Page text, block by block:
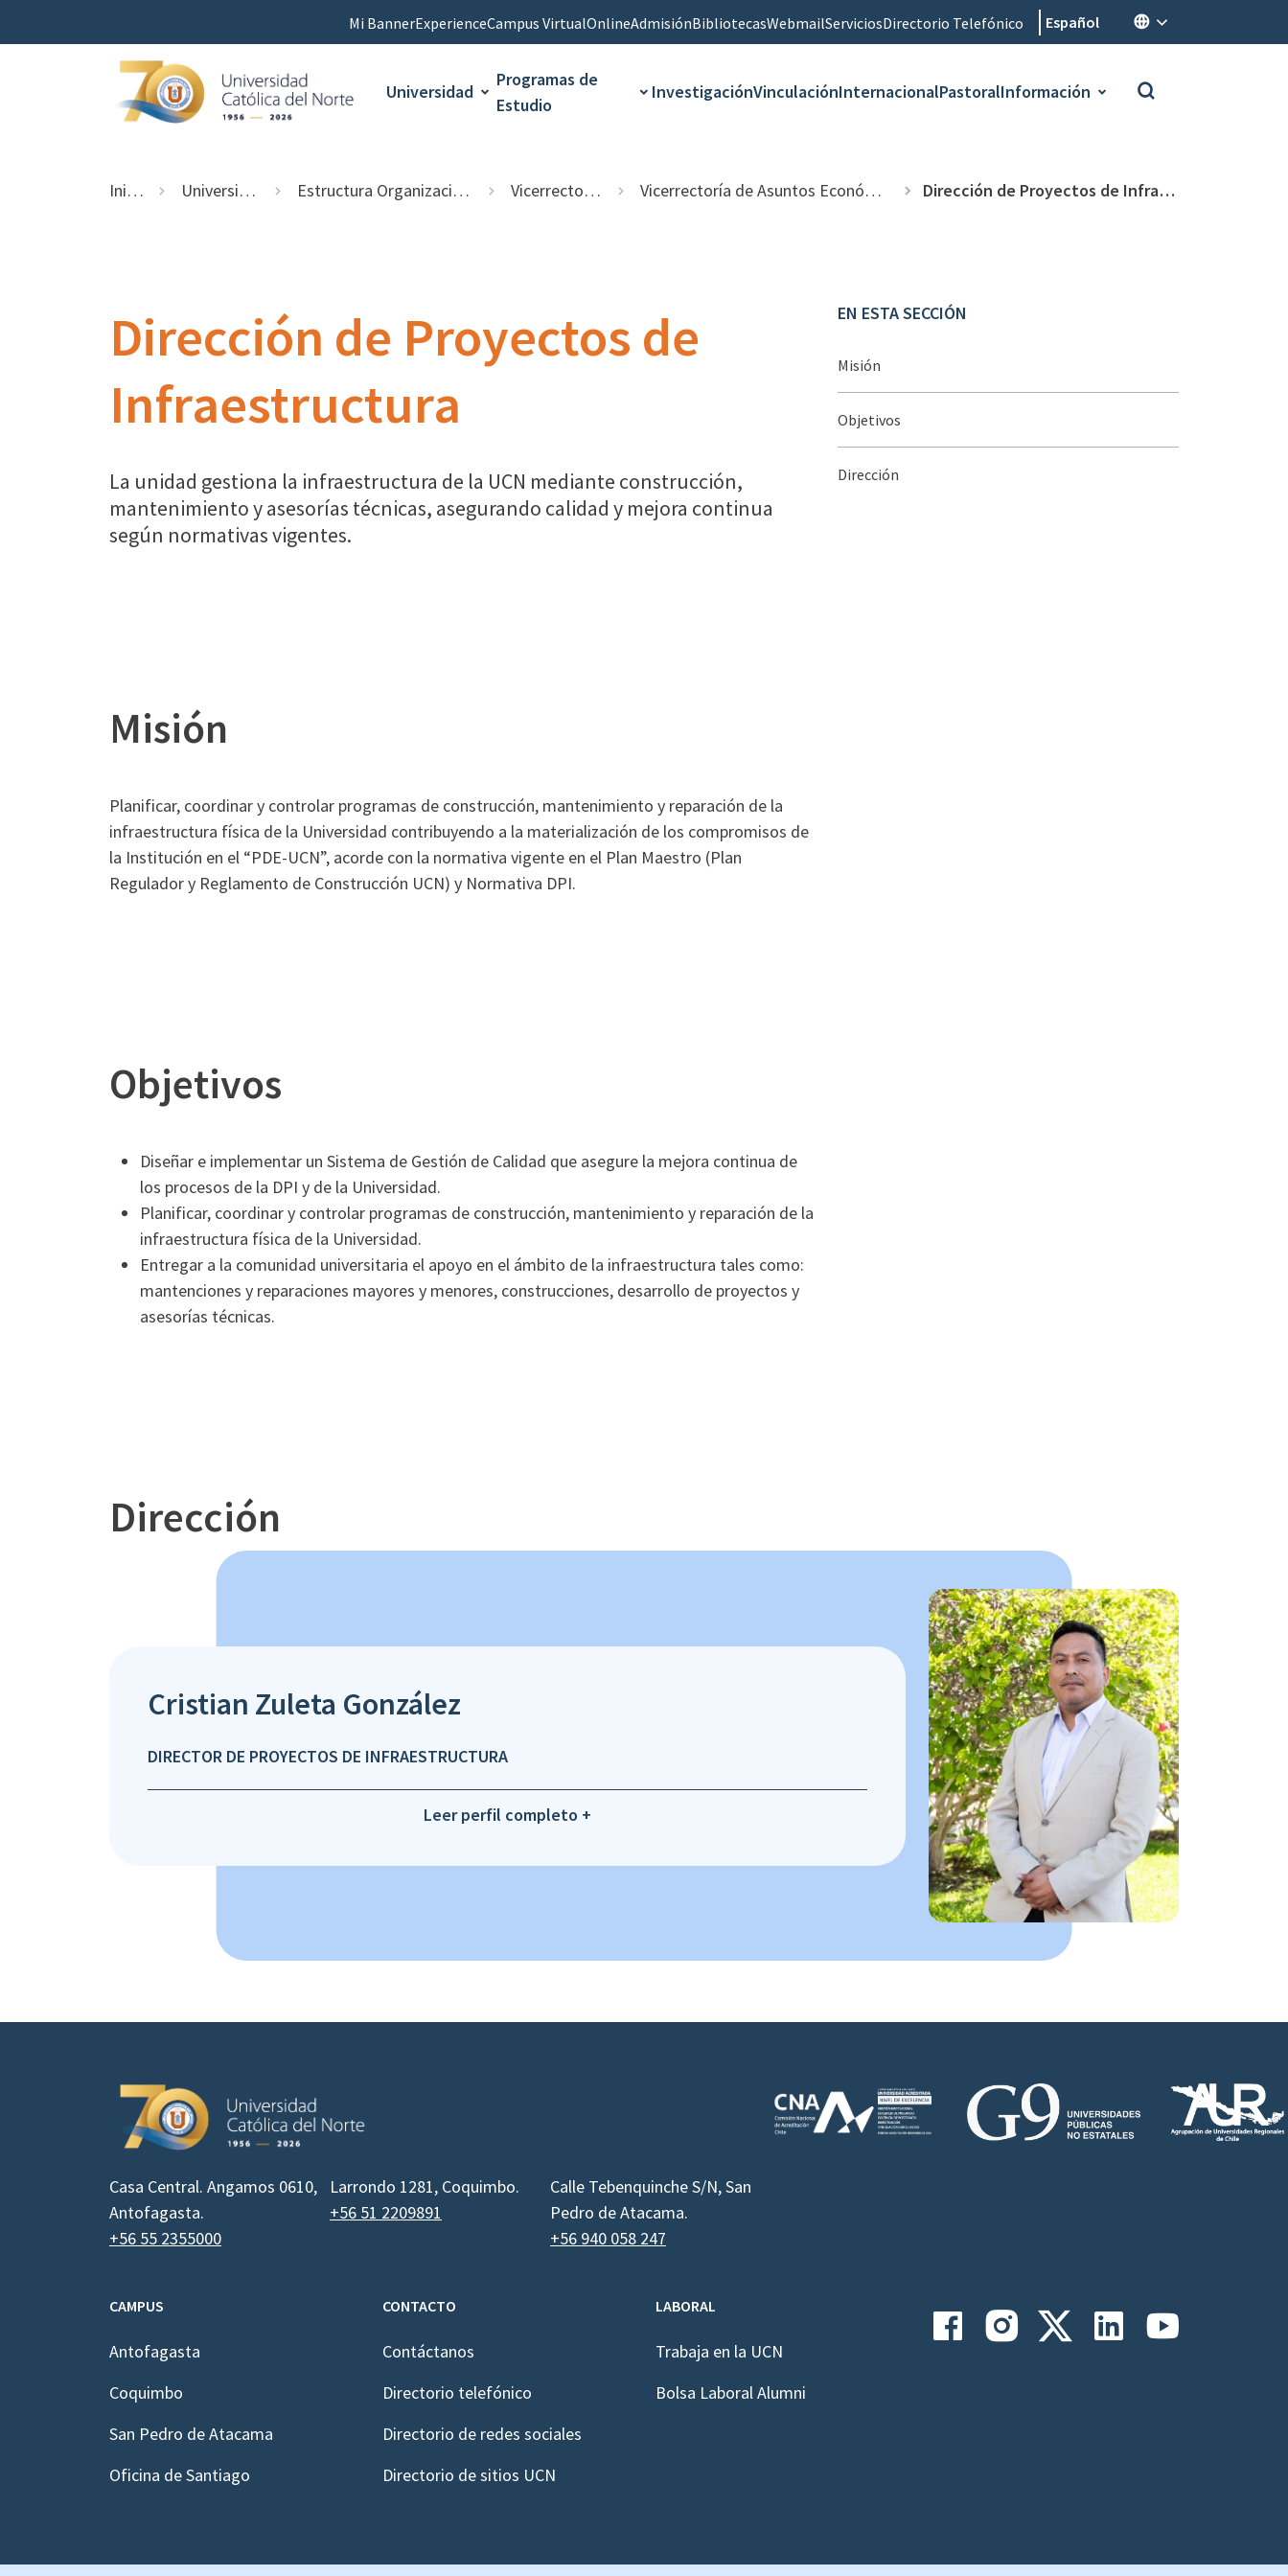
Mi BannerExperienceCampus VirtualOnlineAdmisiónBibliotecasWebmailServiciosDirectorio Telefónico Español
Universidad
Programas de
Estudio
InvestigaciónVinculaciónInternacionalPastoralInformación
Inicio Universidad Estructura Organizacional Vicerrectorías Vicerrectoría de Asuntos Económicos y Administrativos Dirección de Proyectos de Infraestructura
Dirección de Proyectos de
Infraestructura
La unidad gestiona la infraestructura de la UCN mediante construcción,
mantenimiento y asesorías técnicas, asegurando calidad y mejora continua
según normativas vigentes.
EN ESTA SECCIÓN
Misión
Objetivos
Dirección
Misión
Planificar, coordinar y controlar programas de construcción, mantenimiento y reparación de la
infraestructura física de la Universidad contribuyendo a la materialización de los compromisos de
la Institución en el “PDE-UCN”, acorde con la normativa vigente en el Plan Maestro (Plan
Regulador y Reglamento de Construcción UCN) y Normativa DPI.
Objetivos
Diseñar e implementar un Sistema de Gestión de Calidad que asegure la mejora continua de
los procesos de la DPI y de la Universidad.
Planificar, coordinar y controlar programas de construcción, mantenimiento y reparación de la
infraestructura física de la Universidad.
Entregar a la comunidad universitaria el apoyo en el ámbito de la infraestructura tales como:
mantenciones y reparaciones mayores y menores, construcciones, desarrollo de proyectos y
asesorías técnicas.
Dirección
Cristian Zuleta González
DIRECTOR DE PROYECTOS DE INFRAESTRUCTURA
Leer perfil completo +
Casa Central. Angamos 0610,
Antofagasta.
+56 55 2355000
Larrondo 1281, Coquimbo.
+56 51 2209891
Calle Tebenquinche S/N, San
Pedro de Atacama.
+56 940 058 247
CAMPUS
Antofagasta
Coquimbo
San Pedro de Atacama
Oficina de Santiago
CONTACTO
Contáctanos
Directorio telefónico
Directorio de redes sociales
Directorio de sitios UCN
LABORAL
Trabaja en la UCN
Bolsa Laboral Alumni